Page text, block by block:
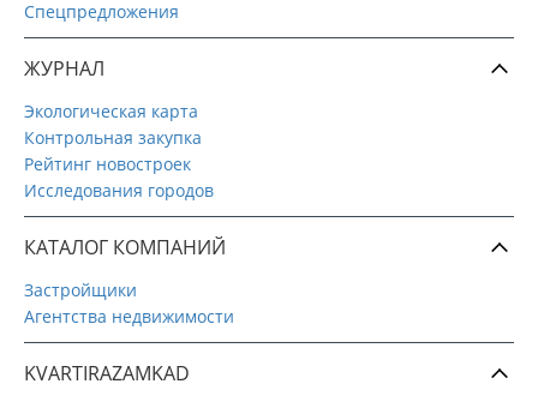
Спецпредложения
ЖУРНАЛ
Экологическая карта
Контрольная закупка
Рейтинг новостроек
Исследования городов
КАТАЛОГ КОМПАНИЙ
Застройщики
Агентства недвижимости
KVARTIRAZAMKAD